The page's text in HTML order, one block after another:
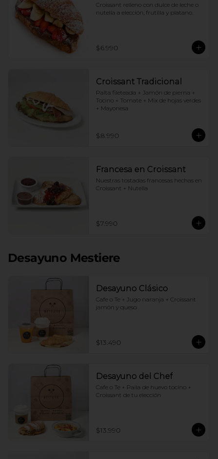
Croissant relleno con dulce de leche o
nutella a elección, frutilla y platano.
$6.990
Croissant Tradicional
Palta fileteada + Jamón de pierna +
Tocino + Tomate + Mix de hojas verdes
+ Mayonesa
$8.990
Francesa en Croissant
Nuestras tostadas francesas hechas en
Croissant + Nutella
$7.990
Desayuno Mestiere
Desayuno Clásico
Cafe o Te + Jugo naranja + Croissant
jamón y queso
$13.490
Desayuno del Chef
Cafe o Te + Paila de huevo tocino +
Croissant de tu elección
$13.990